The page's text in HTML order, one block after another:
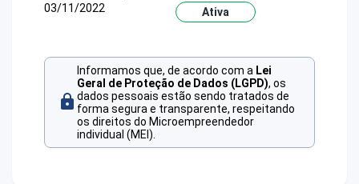
03/11/2022
Ativa
Informamos que, de acordo com a Lei
Geral de Proteção de Dados (LGPD), os
dados pessoais estão sendo tratados de
forma segura e transparente, respeitando
os direitos do Microempreendedor
individual (MEI).